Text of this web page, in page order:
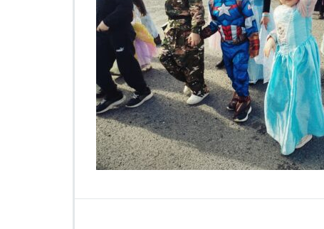
2
6
2
0
6
1
4
4
4
4